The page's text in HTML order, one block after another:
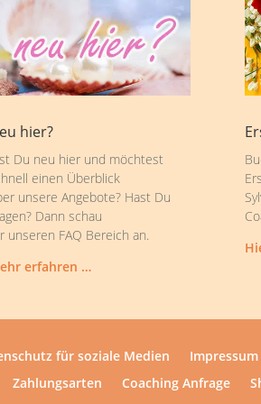
hier?
Du neu hier und möchtest
einen Überblick
unsere Angebote? Hast Du
Dann schau
unseren FAQ Bereich an.
erfahren …
für soziale Medien Impressum
Zahlungsarten Coaching Anfrage